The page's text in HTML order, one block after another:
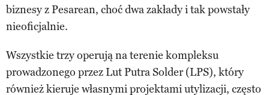
biznesy z Pesarean, choć dwa zakłady i tak powstały
nieoficjalnie.
Wszystkie trzy operują na terenie kompleksu
prowadzonego przez Lut Putra Solder (LPS), który
również kieruje własnymi projektami utylizacji, często